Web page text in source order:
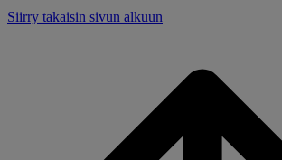
Siirry takaisin sivun alkuun